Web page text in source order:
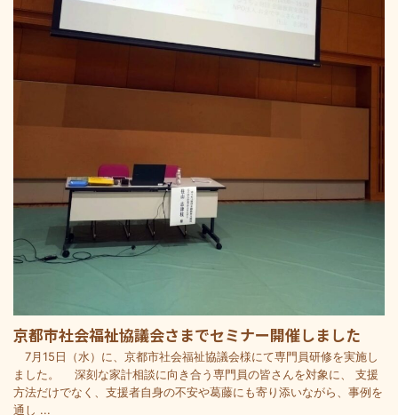
京都市社会福祉協議会さまでセミナー開催しました
7月15日（水）に、京都市社会福祉協議会様にて専門員研修を実施し
ました。 深刻な家計相談に向き合う専門員の皆さんを対象に、 支援
方法だけでなく、支援者自身の不安や葛藤にも寄り添いながら、事例を
通し ...